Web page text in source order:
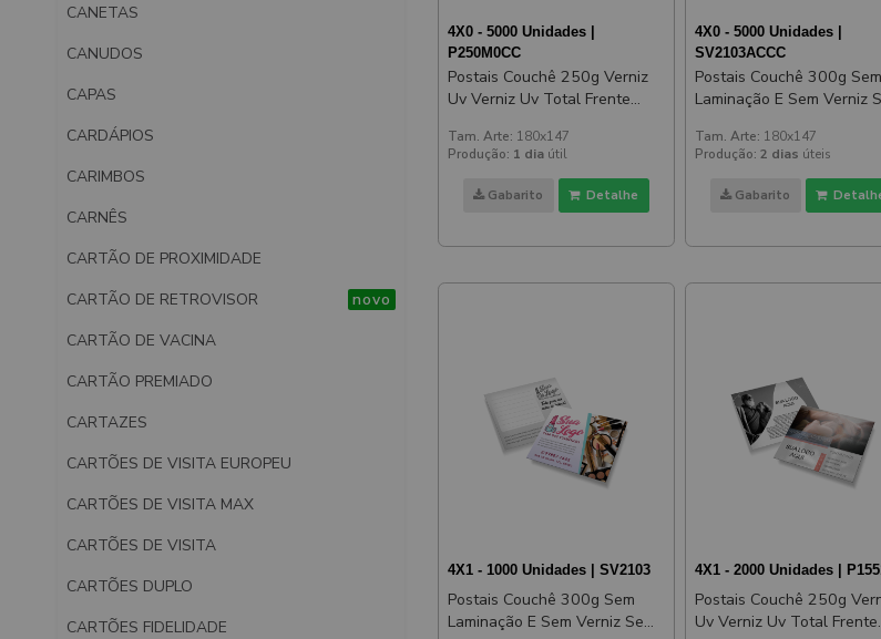
CANETAS
CANUDOS
CAPAS
CARDÁPIOS
CARIMBOS
CARNÊS
CARTÃO DE PROXIMIDADE
CARTÃO DE RETROVISOR
novo
CARTÃO DE VACINA
CARTÃO PREMIADO
CARTAZES
CARTÕES DE VISITA EUROPEU
CARTÕES DE VISITA MAX
CARTÕES DE VISITA
CARTÕES DUPLO
CARTÕES FIDELIDADE
4X0 - 5000 Unidades |
P250M0CC
Postais Couchê 250g Verniz
Uv Verniz Uv Total Frente
Tam. Arte: 180x147
Produção: 1 dia útil
Gabarito Detalhe
4X0 - 5000 Unidades |
SV2103ACCC
Postais Couchê 300g Sem
Laminação E Sem Verniz Sem
Tam. Arte: 180x147
Produção: 2 dias úteis
Gabarito
4X1 - 1000 Unidades | SV2103
Postais Couchê 300g Sem
Laminação E Sem Verniz Sem
4X1 - 2000 Unidades |
Postais Couchê 250g Verniz
Uv Verniz Uv Total Frente